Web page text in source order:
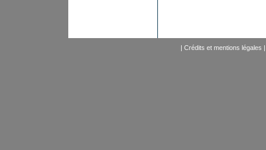
| Crédits et mentions légales